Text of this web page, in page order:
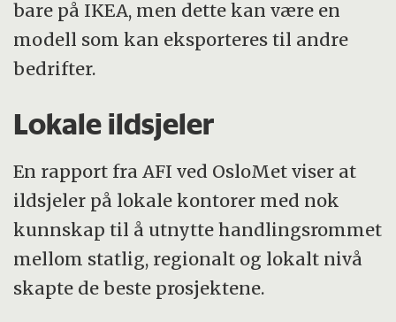
bare på IKEA, men dette kan være en
modell som kan eksporteres til andre
bedrifter.
Lokale ildsjeler
En rapport fra AFI ved OsloMet viser at
ildsjeler på lokale kontorer med nok
kunnskap til å utnytte handlingsrommet
mellom statlig, regionalt og lokalt nivå
skapte de beste prosjektene.